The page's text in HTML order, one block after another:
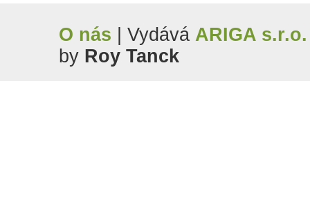
O nás | Vydává ARIGA s.r.o.
by Roy Tanck